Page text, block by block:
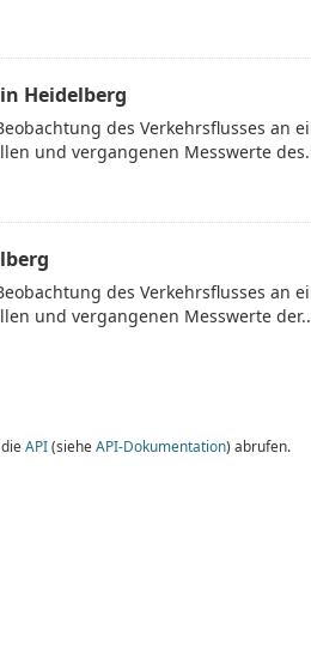
Heidelberg
des Verkehrsflusses an
und vergangenen Messwerte
des Verkehrsflusses an
und vergangenen Messwerte
API(siehe API-Dokumentation) abrufen.